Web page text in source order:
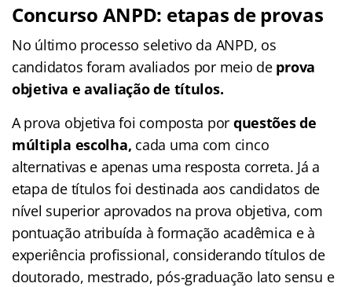
Concurso ANPD: etapas de provas
No último processo seletivo da ANPD, os
candidatos foram avaliados por meio de prova
objetiva e avaliação de títulos.
A prova objetiva foi composta por questões de
múltipla escolha, cada uma com cinco
alternativas e apenas uma resposta correta. Já a
etapa de títulos foi destinada aos candidatos de
nível superior aprovados na prova objetiva, com
pontuação atribuída à formação acadêmica e à
experiência profissional, considerando títulos de
doutorado, mestrado, pós-graduação lato sensu e